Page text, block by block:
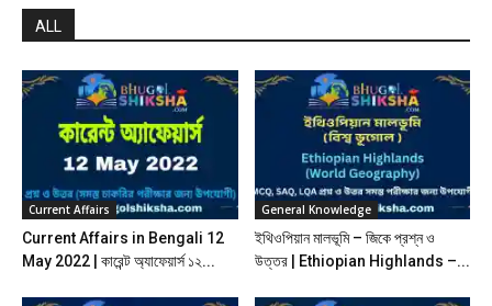
ALL
Current Affairs
Current Affairs in Bengali 12
May 2022 | কারেন্ট অ্যাফেয়ার্স ১২...
General Knowledge
ইথিওপিয়ান মালভূমি – জিকে প্রশ্ন ও
উত্তর | Ethiopian Highlands –...